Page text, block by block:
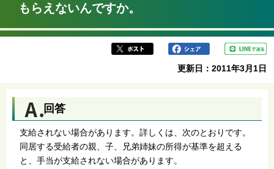
ら
もらえないんですか。
更新日：2011年3月1日
回答
支給されない場合があります。詳しくは、次のとおりです。
同居する受給者の親、子、兄弟姉妹の所得が基準を超える
と、手当が支給されない場合があります。